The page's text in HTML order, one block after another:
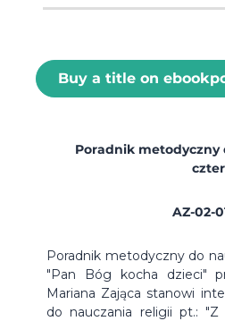
Buy a title on
Poradnik
AZ-02-
Poradnik metodyczny do
"Pan Bóg kocha dzieci"
Mariana Zająca stanowi
do nauczania religii pt.: